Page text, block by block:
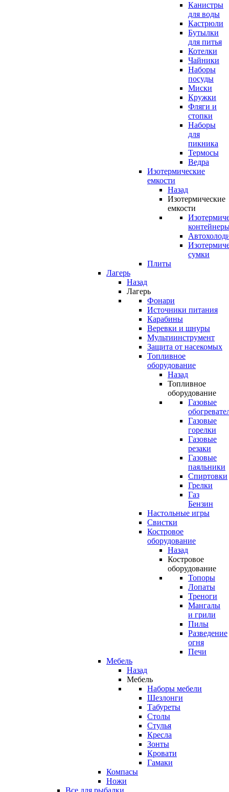
Канистры
для воды
Кастрюли
Бутылки
для питья
Котелки
Чайники
Наборы
посуды
Миски
Кружки
Фляги и
стопки
Наборы
для
пикника
Термосы
Ведра
Изотермические
емкости
Назад
Изотермические
емкости
сумки
Плиты
Лагерь
Назад
Лагерь
Фонари
Источники питания
Карабины
Веревки и шнуры
Мультиинструмент
Защита от насекомых
Топливное
оборудование
Назад
Топливное
оборудование
Газовые
Газовые
горелки
Газовые
резаки
Газовые
паяльники
Спиртовки
Грелки
Газ
Бензин
Настольные игры
Свистки
Костровое
оборудование
Назад
Костровое
оборудование
Топоры
Лопаты
Треноги
Мангалы
и грили
Пилы
Разведение
огня
Печи
Мебель
Назад
Мебель
Наборы мебели
Шезлонги
Табуреты
Столы
Стулья
Кресла
Зонты
Кровати
Гамаки
Компасы
Ножи
Все для рыбалки